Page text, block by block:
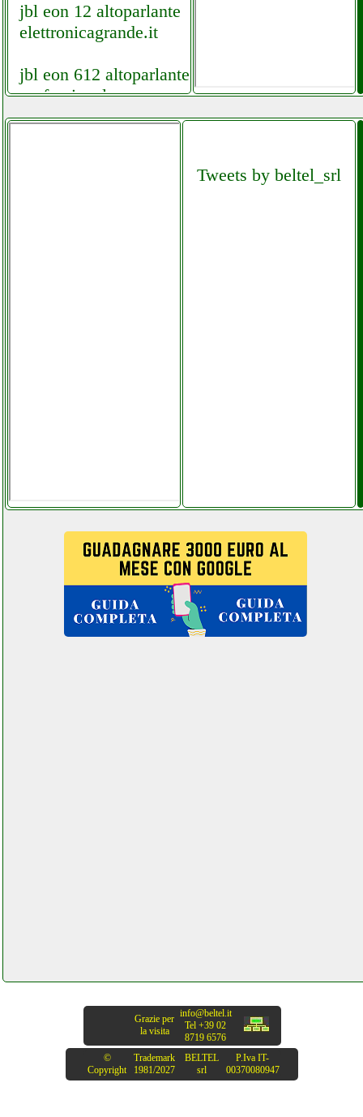
jbl eon 12 altoparlante
elettronicagrande.it
jbl eon 612 altoparlante
professionale
elettronicagrande.it
telefoniamostore.it
jslbtech ips fhd
videocitofono
ferramentacapaldi.it
Tweets by beltel_srl
Grazie per
la visita
info@beltel.it
Tel +39 02
8719 6576
©
Copyright
Trademark
1981/2027
BELTEL
srl
P.Iva IT-
00370080947